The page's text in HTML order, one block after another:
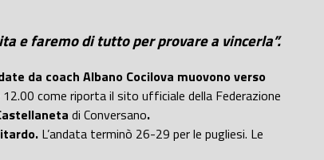
e faremo di tutto per provare a vincerla”.
da coach Albano Cocilova muovono verso
12.00 come riporta il sito ufficiale della Federazione
di Conversano.
L’andata terminò 26-29 per le pugliesi. Le